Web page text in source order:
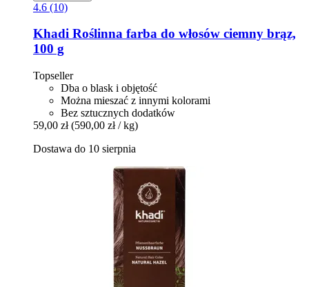
4.6 (10)
Khadi Roślinna farba do włosów ciemny brąz,
100 g
Topseller
Dba o blask i objętość
Można mieszać z innymi kolorami
Bez sztucznych dodatków
59,00 zł (590,00 zł / kg)
Dostawa do 10 sierpnia